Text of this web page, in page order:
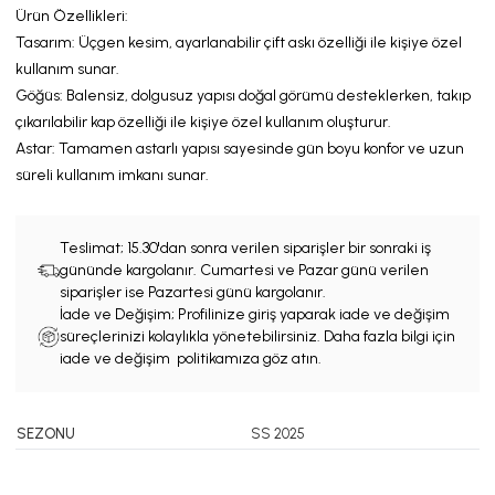
Ürün Özellikleri:
Tasarım: Üçgen kesim, ayarlanabilir çift askı özelliği ile kişiye özel
kullanım sunar.
Göğüs: Balensiz, dolgusuz yapısı doğal görümü desteklerken, takıp
çıkarılabilir kap özelliği ile kişiye özel kullanım oluşturur.
Astar: Tamamen astarlı yapısı sayesinde gün boyu konforve uzun
süreli kullanım imkanı sunar.
Teslimat; 15.30'dan sonra verilen siparişler bir sonraki iş
gününde kargolanır. Cumartesi ve Pazar günü verilen
siparişler ise Pazartesi günü kargolanır.
İade ve Değişim; Profilinize giriş yaparak iade ve değişim
süreçlerinizi kolaylıkla yönetebilirsiniz. Daha fazla bilgi için
iade ve değişim politikamıza göz atın.
SEZONU SS 2025